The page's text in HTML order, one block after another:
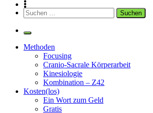
Suchen
nach:
Methoden
Focusing
Cranio-Sacrale Körperarbeit
Kinesiologie
Kombination – Z42
Kosten(los)
Ein Wort zum Geld
Gratis